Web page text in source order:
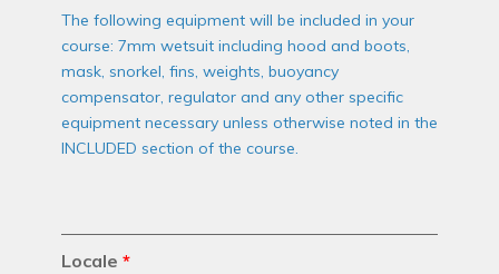
The following equipment will be included in your
course: 7mm wetsuit including hood and boots,
mask, snorkel, fins, weights, buoyancy
compensator, regulator and any other specific
equipment necessary unless otherwise noted in the
INCLUDED section of the course.
Locale *